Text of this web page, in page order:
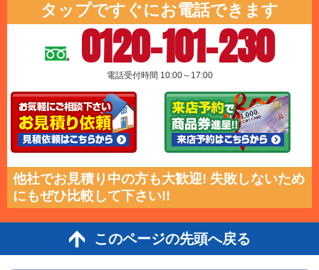
タップですぐにお電話できます
0120-101-230
電話受付時間 10:00～17:00
他社でお見積り中の方も大歓迎! 失敗しないため
にもぜひ比較して下さい!!
このページの先頭へ戻る